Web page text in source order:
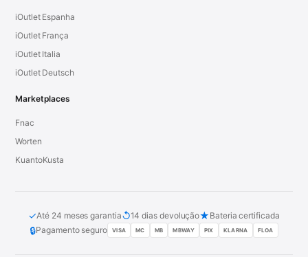
iOutlet Espanha
iOutlet França
iOutlet Italia
iOutlet Deutsch
Marketplaces
Fnac
Worten
KuantoKusta
✓Até 24 meses garantia↺14 dias devolução★ Bateria certificada
🔒Pagamento seguro VISA MC MB MBWAY PIX KLARNA FLOA